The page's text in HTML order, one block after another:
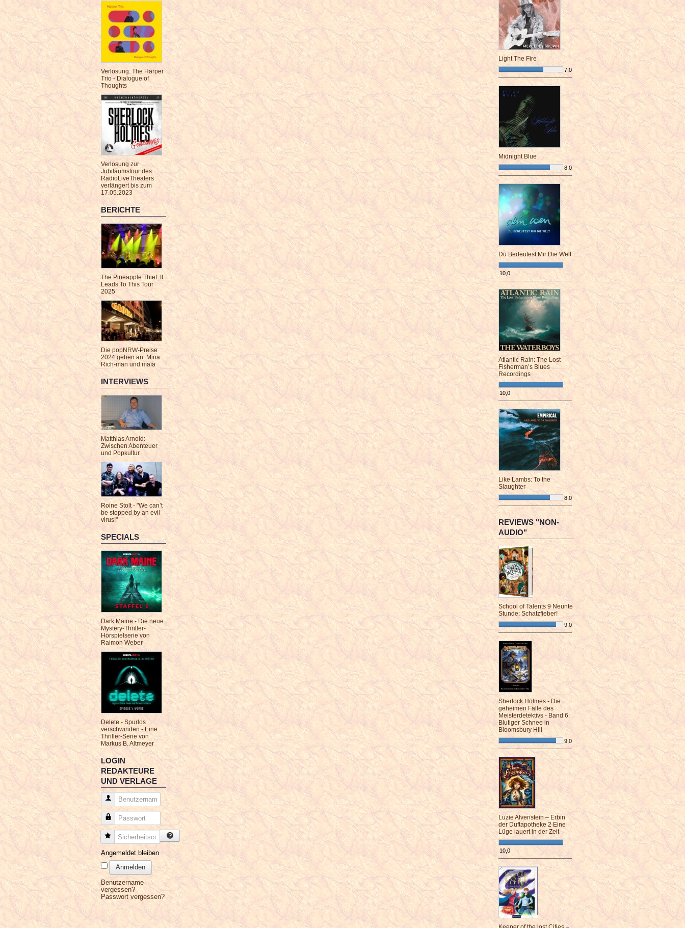
Verlosung: The Harper
Trio - Dialogue of
Thoughts
Verlosung zur
Jubiläumstour des
RadioLiveTheaters
verlängert bis zum
17.05.2023
BERICHTE
The Pineapple Thief: It
Leads To This Tour
2025
Die popNRW-Preise
2024 gehen an: Mina
Rich-man und maïa
INTERVIEWS
Matthias Arnold:
Zwischen Abenteuer
und Popkultur
Roine Stolt - "We can’t
be stopped by an evil
virus!"
SPECIALS
Dark Maine - Die neue
Mystery-Thriller-
Hörspielserie von
Raimon Weber
Delete - Spurlos
verschwinden - Eine
Thriller-Serie von
Markus B. Altmeyer
LOGIN
REDAKTEURE
UND VERLAGE
Benutzername
Passwort
Sicherheitscode
Angemeldet bleiben
Anmelden
Benutzername
vergessen?
Passwort vergessen?
Light The Fire
7,0
¯¯¯¯¯¯¯¯¯¯¯¯¯¯¯¯¯¯¯¯¯¯¯¯
Midnight Blue
8,0
¯¯¯¯¯¯¯¯¯¯¯¯¯¯¯¯¯¯¯¯¯¯¯¯
Du Bedeutest Mir Die Welt
10,0
¯¯¯¯¯¯¯¯¯¯¯¯¯¯¯¯¯¯¯¯¯¯¯¯
Atlantic Rain: The Lost
Fisherman’s Blues
Recordings
10,0
¯¯¯¯¯¯¯¯¯¯¯¯¯¯¯¯¯¯¯¯¯¯¯¯
Like Lambs: To the
Slaughter
8,0
¯¯¯¯¯¯¯¯¯¯¯¯¯¯¯¯¯¯¯¯¯¯¯¯
REVIEWS "NON-
AUDIO"
School of Talents 9 Neunte
Stunde: Schatzfieber!
9,0
¯¯¯¯¯¯¯¯¯¯¯¯¯¯¯¯¯¯¯¯¯¯¯¯
Sherlock Holmes - Die
geheimen Fälle des
Meisterdetektivs - Band 6:
Blutiger Schnee in
Bloomsbury Hill
9,0
¯¯¯¯¯¯¯¯¯¯¯¯¯¯¯¯¯¯¯¯¯¯¯¯
Luzie Alvenstein – Erbin
der Duftapotheke 2 Eine
Lüge lauert in der Zeit
10,0
¯¯¯¯¯¯¯¯¯¯¯¯¯¯¯¯¯¯¯¯¯¯¯¯